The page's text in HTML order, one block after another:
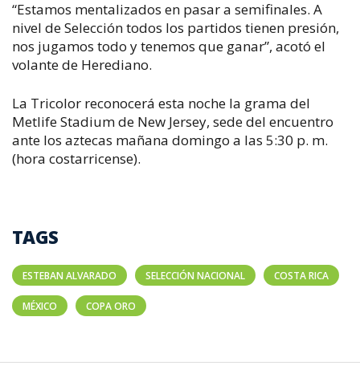
“Estamos mentalizados en pasar a semifinales. A
nivel de Selección todos los partidos tienen presión,
nos jugamos todo y tenemos que ganar”, acotó el
volante de Herediano.
La Tricolor reconocerá esta noche la grama del
Metlife Stadium de New Jersey, sede del encuentro
ante los aztecas mañana domingo a las 5:30 p. m.
(hora costarricense).
TAGS
ESTEBAN ALVARADO SELECCIÓN NACIONAL COSTA RICA
MÉXICO COPA ORO